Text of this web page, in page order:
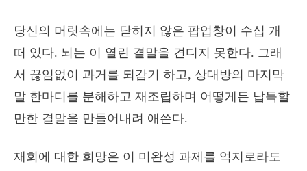
당신의 머릿속에는 닫히지 않은 팝업창이 수십 개
떠 있다. 뇌는 이 열린 결말을 견디지 못한다. 그래
서 끊임없이 과거를 되감기 하고, 상대방의 마지막
말 한마디를 분해하고 재조립하며 어떻게든 납득할
만한 결말을 만들어내려 애쓴다.
재회에 대한 희망은 이 미완성 과제를 억지로라도